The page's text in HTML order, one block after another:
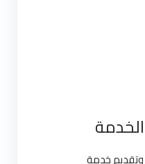
وتقديم خدمة